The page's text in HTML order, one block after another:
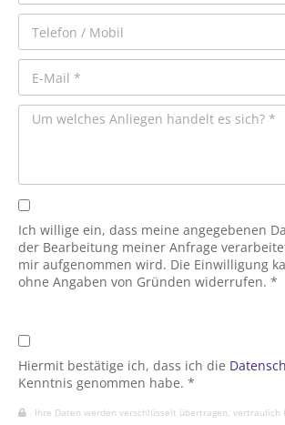
Ich willige ein, dass meine angegebenen
der Bearbeitung meiner Anfrage
mir aufgenommen wird. Die Einwilligung
ohne Angaben von Gründen widerrufen. *
Hiermit bestätige ich, dass ich die
Kenntnis genommen habe. *
Ihre Daten werden verschlüsselt übertragen, vertraulich